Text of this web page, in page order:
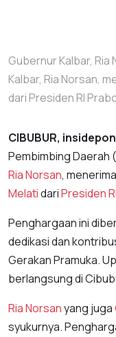
Gubernur Kalbar, Ria
Kalbar, Ria Norsan,
dari Presiden RI
CIBUBUR,
Pembimbing Daerah
Ria Norsan,
MelatidariPresiden
Penghargaan ini
dedikasi dan
Gerakan Pramuka.
berlangsung di
Ria Norsanyang juga
syukurnya.